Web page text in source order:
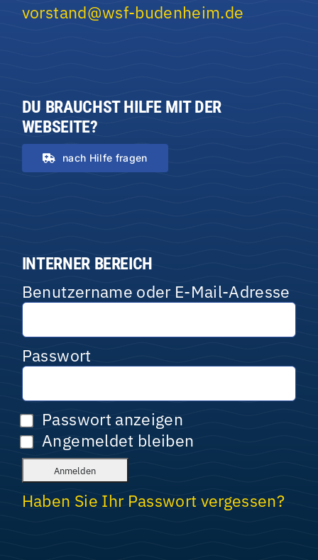
vorstand@wsf-budenheim.de
DU BRAUCHST HILFE MIT DER
WEBSEITE?
nach Hilfe fragen
INTERNER BEREICH
Benutzername oder E-Mail-Adresse
Passwort
Passwort anzeigen
Angemeldet bleiben
Haben Sie Ihr Passwort vergessen?